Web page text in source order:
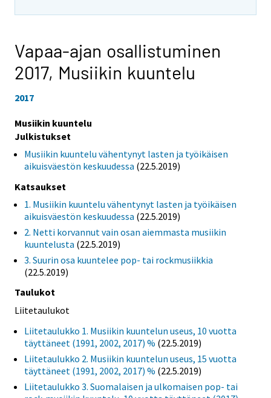
Vapaa-ajan osallistuminen
2017, Musiikin kuuntelu
2017
Musiikin kuuntelu
Julkistukset
Musiikin kuuntelu vähentynyt lasten ja työikäisen
aikuisväestön keskuudessa (22.5.2019)
Katsaukset
1. Musiikin kuuntelu vähentynyt lasten ja työikäisen
aikuisväestön keskuudessa (22.5.2019)
2. Netti korvannut vain osan aiemmasta musiikin
kuuntelusta (22.5.2019)
3. Suurin osa kuuntelee pop- tai rockmusiikkia
(22.5.2019)
Taulukot
Liitetaulukot
Liitetaulukko 1. Musiikin kuuntelun useus, 10 vuotta
täyttäneet (1991, 2002, 2017) % (22.5.2019)
Liitetaulukko 2. Musiikin kuuntelun useus, 15 vuotta
täyttäneet (1991, 2002, 2017) % (22.5.2019)
Liitetaulukko 3. Suomalaisen ja ulkomaisen pop- tai